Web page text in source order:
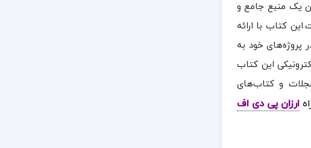
یک منبع جامع و
کتاب با ارائه
پروژه‌های خود به
این کتاب
و کتاب‌های
ارزان پی دی اف